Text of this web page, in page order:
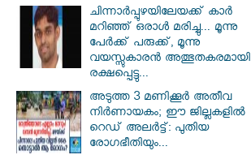
ചിന്നാർപ്പുഴയിലേയക്ക് കാർ
മറിഞ്ഞ് ഒരാൾ മരിച്ചു... മൂന്നു
പേർക്ക് പരുക്ക്, മൂന്നു
വയസ്സുകാരൻ അത്ഭുതകരമായി
രക്ഷപ്പെട്ടു...
അടുത്ത 3 മണിക്കൂർ അതീവ
നിർണായകം; ഈ ജില്ലകളിൽ
റെഡ് അലർട്ട്: പുതിയ
രോഗഭീതിയും...